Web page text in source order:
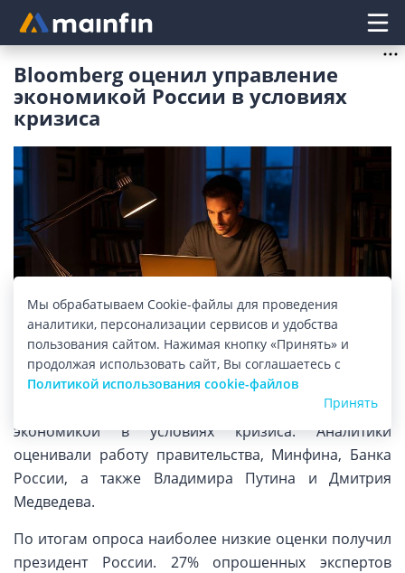
Главное меню
Bloomberg оценил управление
экономикой России в условиях
кризиса
Изображение: mainfin.ru
Рейтинговое агентство «Bloomberg» опросило
экспертов на тему управления российской
экономикой в условиях кризиса. Аналитики
оценивали работу правительства, Минфина, Банка
России, а также Владимира Путина и Дмитрия
Медведева.
По итогам опроса наиболее низкие оценки получил
президент России. 27% опрошенных экспертов
Мы обрабатываем Cookie-файлы для проведения
аналитики, персонализации сервисов и удобства
пользования сайтом. Нажимая кнопку «Принять» и
продолжая использовать сайт, Вы соглашаетесь с
Политикой использования cookie-файлов
Принять